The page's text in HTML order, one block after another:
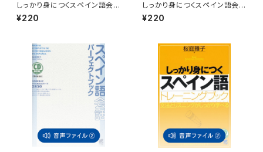
しっかり身につくスペイン語会
話 付属音声2
¥220
しっかり身につくスペイン語会
話 付属音声3
¥220